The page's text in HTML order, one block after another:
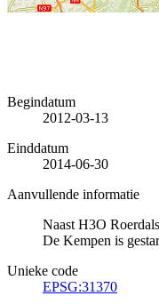
Begindatum
2012-03-13
Einddatum
2014-06-30
Aanvullende informatie
Naast H3O
De Kempen is
Unieke code
EPSG:31370